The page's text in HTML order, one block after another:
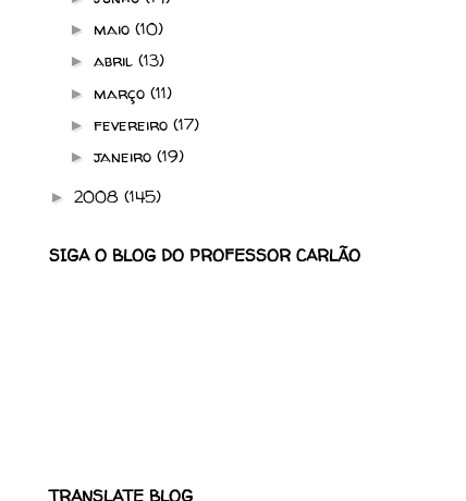
► maio (10)
► abril (13)
► março (11)
► fevereiro (17)
► janeiro (19)
► 2008 (145)
SIGA O BLOG DO PROFESSOR CARLÃO
TRANSLATE BLOG